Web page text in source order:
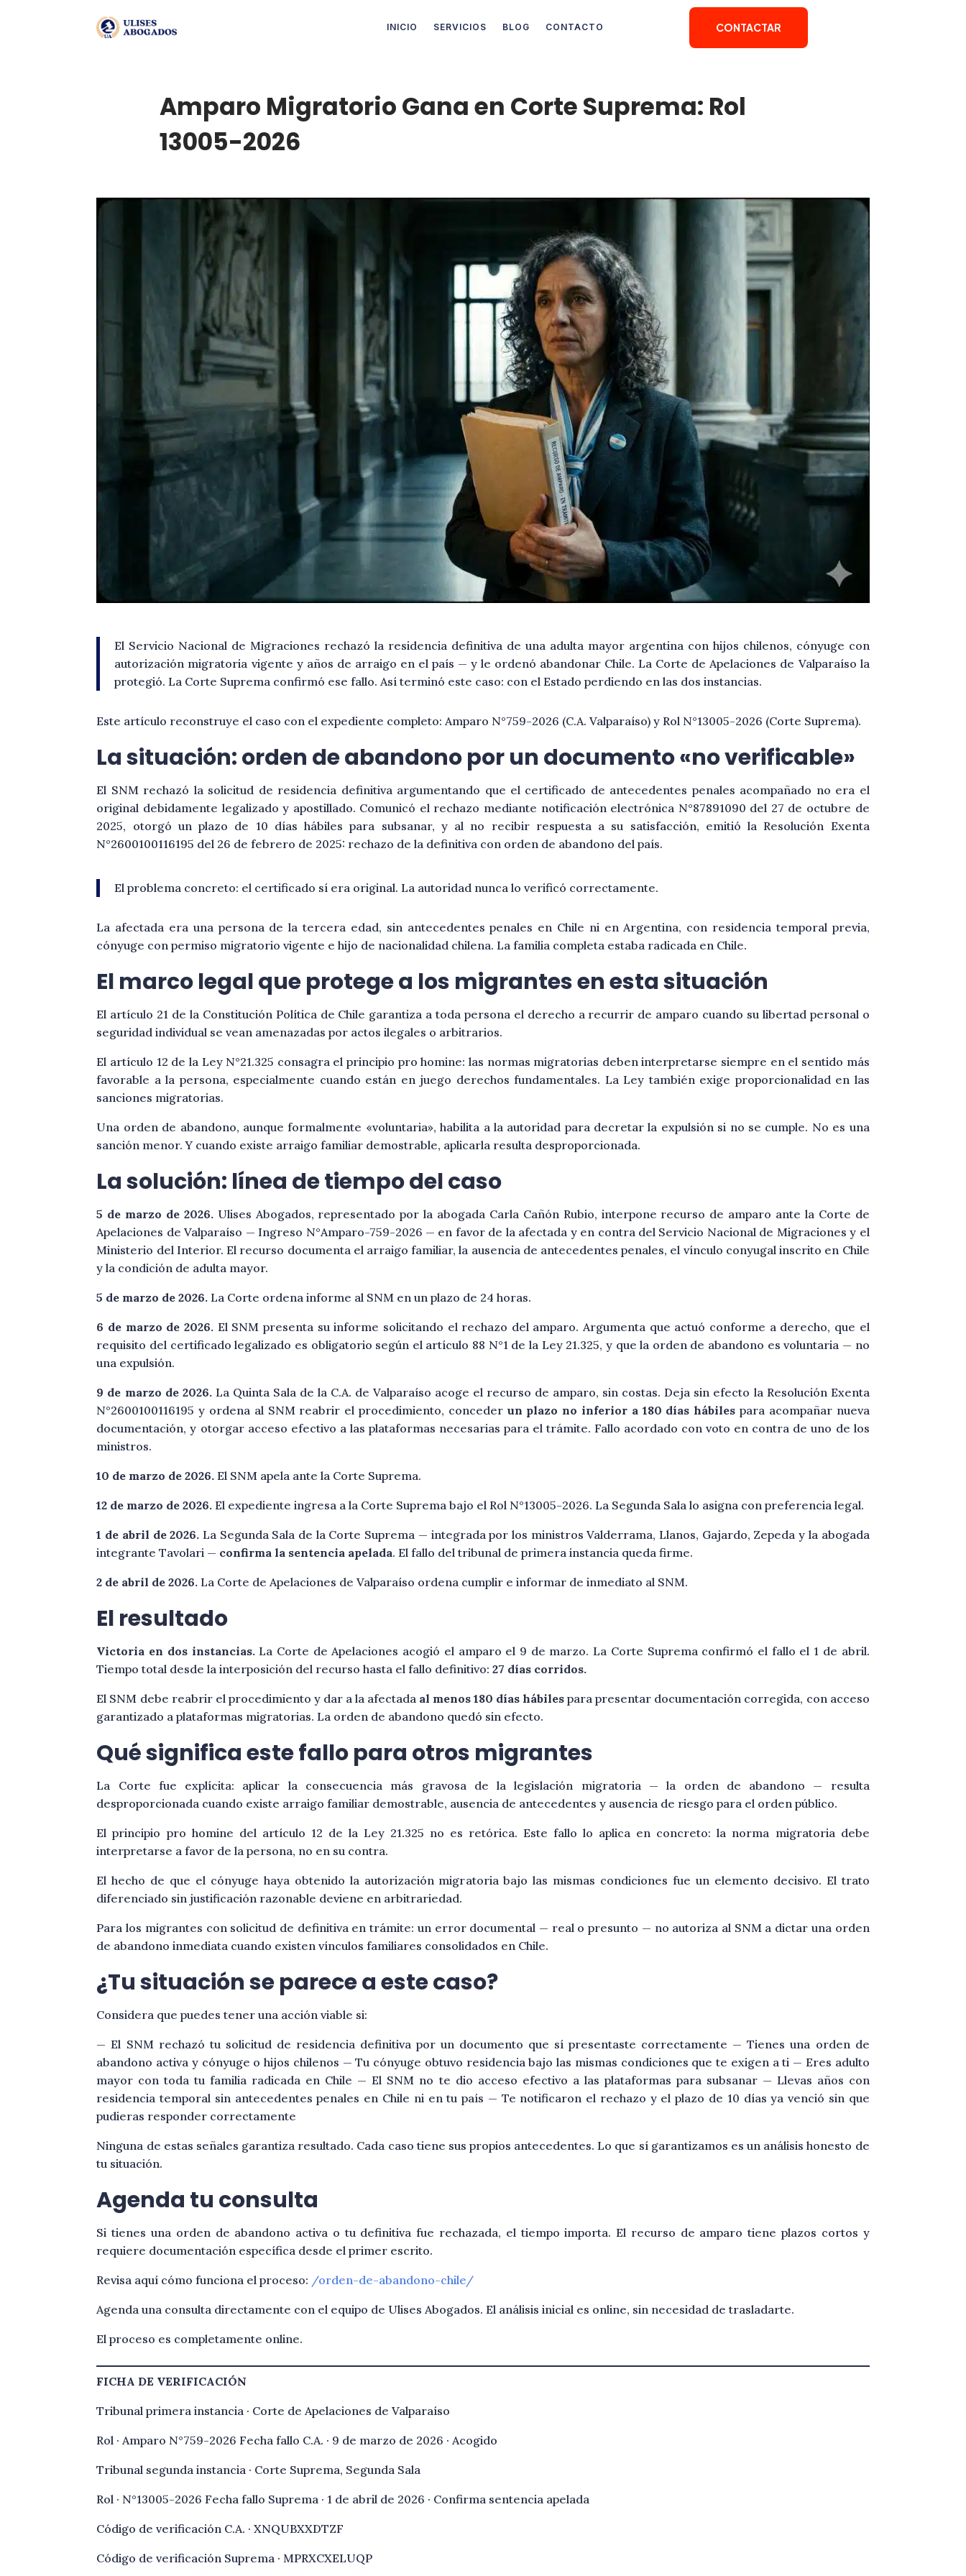
INICIO SERVICIOS BLOG CONTACTO CONTACTAR
Amparo Migratorio Gana en Corte Suprema: Rol
13005-2026
El Servicio Nacional de Migraciones rechazó la residencia definitiva de una adulta mayor argentina con hijos chilenos, cónyuge con
autorización migratoria vigente y años de arraigo en el país — y le ordenó abandonar Chile. La Corte de Apelaciones de Valparaíso la
protegió. La Corte Suprema confirmó ese fallo. Así terminó este caso: con el Estado perdiendo en las dos instancias.
Este artículo reconstruye el caso con el expediente completo: Amparo N°759-2026 (C.A. Valparaíso) y Rol N°13005-2026 (Corte Suprema).
La situación: orden de abandono por un documento «no verificable»
El SNM rechazó la solicitud de residencia definitiva argumentando que el certificado de antecedentes penales acompañado no era el
original debidamente legalizado y apostillado. Comunicó el rechazo mediante notificación electrónica N°87891090 del 27 de octubre de
2025, otorgó un plazo de 10 días hábiles para subsanar, y al no recibir respuesta a su satisfacción, emitió la Resolución Exenta
N°2600100116195 del 26 de febrero de 2025: rechazo de la definitiva con orden de abandono del país.
El problema concreto: el certificado sí era original. La autoridad nunca lo verificó correctamente.
La afectada era una persona de la tercera edad, sin antecedentes penales en Chile ni en Argentina, con residencia temporal previa,
cónyuge con permiso migratorio vigente e hijo de nacionalidad chilena. La familia completa estaba radicada en Chile.
El marco legal que protege a los migrantes en esta situación
El artículo 21 de la Constitución Política de Chile garantiza a toda persona el derecho a recurrir de amparo cuando su libertad personal o
seguridad individual se vean amenazadas por actos ilegales o arbitrarios.
El artículo 12 de la Ley N°21.325 consagra el principio pro homine: las normas migratorias deben interpretarse siempre en el sentido más
favorable a la persona, especialmente cuando están en juego derechos fundamentales. La Ley también exige proporcionalidad en las
sanciones migratorias.
Una orden de abandono, aunque formalmente «voluntaria», habilita a la autoridad para decretar la expulsión si no se cumple. No es una
sanción menor. Y cuando existe arraigo familiar demostrable, aplicarla resulta desproporcionada.
La solución: línea de tiempo del caso
5 de marzo de 2026.Ulises Abogados, representado por la abogada Carla Cañón Rubio, interpone recurso de amparo ante la Corte de
Apelaciones de Valparaíso — Ingreso N°Amparo-759-2026 — en favor de la afectada y en contra del Servicio Nacional de Migraciones y el
Ministerio del Interior. El recurso documenta el arraigo familiar, la ausencia de antecedentes penales, el vínculo conyugal inscrito en Chile
y la condición de adulta mayor.
5 de marzo de 2026. La Corte ordena informe al SNM en un plazo de 24 horas.
6 de marzo de 2026. El SNM presenta su informe solicitando el rechazo del amparo. Argumenta que actuó conforme a derecho, que el
requisito del certificado legalizado es obligatorio según el artículo 88 N°1 de la Ley 21.325, y que la orden de abandono es voluntaria — no
una expulsión.
9 de marzo de 2026.La Quinta Sala de la C.A. de Valparaíso acoge el recurso de amparo, sin costas. Deja sin efecto la Resolución Exenta
N°2600100116195 y ordena al SNM reabrir el procedimiento, conceder un plazo no inferior a 180 días hábiles para acompañar nueva
documentación, y otorgar acceso efectivo a las plataformas necesarias para el trámite. Fallo acordado con voto en contra de uno de los
ministros.
10 de marzo de 2026. El SNM apela ante la Corte Suprema.
12 de marzo de 2026. El expediente ingresa a la Corte Suprema bajo el Rol N°13005-2026. La Segunda Sala lo asigna con preferencia legal.
1 de abril de 2026. La Segunda Sala de la Corte Suprema — integrada por los ministros Valderrama, Llanos, Gajardo, Zepeda y la abogada
integrante Tavolari — confirma la sentencia apelada. El fallo del tribunal de primera instancia queda firme.
2 de abril de 2026. La Corte de Apelaciones de Valparaíso ordena cumplir e informar de inmediato al SNM.
El resultado
Victoria en dos instancias.La Corte de Apelaciones acogió el amparo el 9 de marzo. La Corte Suprema confirmó el fallo el 1 de abril.
Tiempo total desde la interposición del recurso hasta el fallo definitivo:27 días corridos.
El SNM debe reabrir el procedimiento y dar a la afectada al menos 180 días hábiles para presentar documentación corregida, con acceso
garantizado a plataformas migratorias. La orden de abandono quedó sin efecto.
Qué significa este fallo para otros migrantes
La Corte fue explícita: aplicar la consecuencia más gravosa de la legislación migratoria — la orden de abandono — resulta
desproporcionada cuando existe arraigo familiar demostrable, ausencia de antecedentes y ausencia de riesgo para el orden público.
El principio pro homine del artículo 12 de la Ley 21.325 no es retórica. Este fallo lo aplica en concreto: la norma migratoria debe
interpretarse a favor de la persona, no en su contra.
El hecho de que el cónyuge haya obtenido la autorización migratoria bajo las mismas condiciones fue un elemento decisivo. El trato
diferenciado sin justificación razonable deviene en arbitrariedad.
Para los migrantes con solicitud de definitiva en trámite: un error documental — real o presunto — no autoriza al SNM a dictar una orden
de abandono inmediata cuando existen vínculos familiares consolidados en Chile.
¿Tu situación se parece a este caso?
Considera que puedes tener una acción viable si:
— El SNM rechazó tu solicitud de residencia definitiva por un documento que sí presentaste correctamente — Tienes una orden de
abandono activa y cónyuge o hijos chilenos — Tu cónyuge obtuvo residencia bajo las mismas condiciones que te exigen a ti — Eres adulto
mayor con toda tu familia radicada en Chile — El SNM no te dio acceso efectivo a las plataformas para subsanar — Llevas años con
residencia temporal sin antecedentes penales en Chile ni en tu país — Te notificaron el rechazo y el plazo de 10 días ya venció sin que
pudieras responder correctamente
Ninguna de estas señales garantiza resultado. Cada caso tiene sus propios antecedentes. Lo que sí garantizamos es un análisis honesto de
tu situación.
Agenda tu consulta
Si tienes una orden de abandono activa o tu definitiva fue rechazada, el tiempo importa. El recurso de amparo tiene plazos cortos y
requiere documentación específica desde el primer escrito.
Revisa aquí cómo funciona el proceso: /orden-de-abandono-chile/
Agenda una consulta directamente con el equipo de Ulises Abogados. El análisis inicial es online, sin necesidad de trasladarte.
El proceso es completamente online.
FICHA DE VERIFICACIÓN
Tribunal primera instancia · Corte de Apelaciones de Valparaíso
Rol · Amparo N°759-2026 Fecha fallo C.A. · 9 de marzo de 2026 · Acogido
Tribunal segunda instancia · Corte Suprema, Segunda Sala
Rol · N°13005-2026 Fecha fallo Suprema · 1 de abril de 2026 · Confirma sentencia apelada
Código de verificación C.A. · XNQUBXXDTZF
Código de verificación Suprema · MPRXCXELUQP